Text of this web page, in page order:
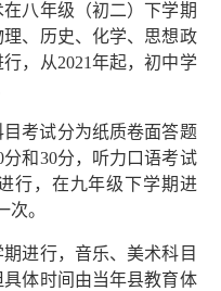
八年级（初二）下学期
、历史、化学、思想政
，从2021年起，初中学
考试分为纸质卷面答题
和30分，听力口语考试
行，在九年级下学期进
次。
进行，音乐、美术科目
体时间由当年县教育体